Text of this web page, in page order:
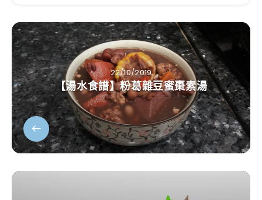
22/10/2019
【湯水食譜】粉葛雜豆蜜棗素湯